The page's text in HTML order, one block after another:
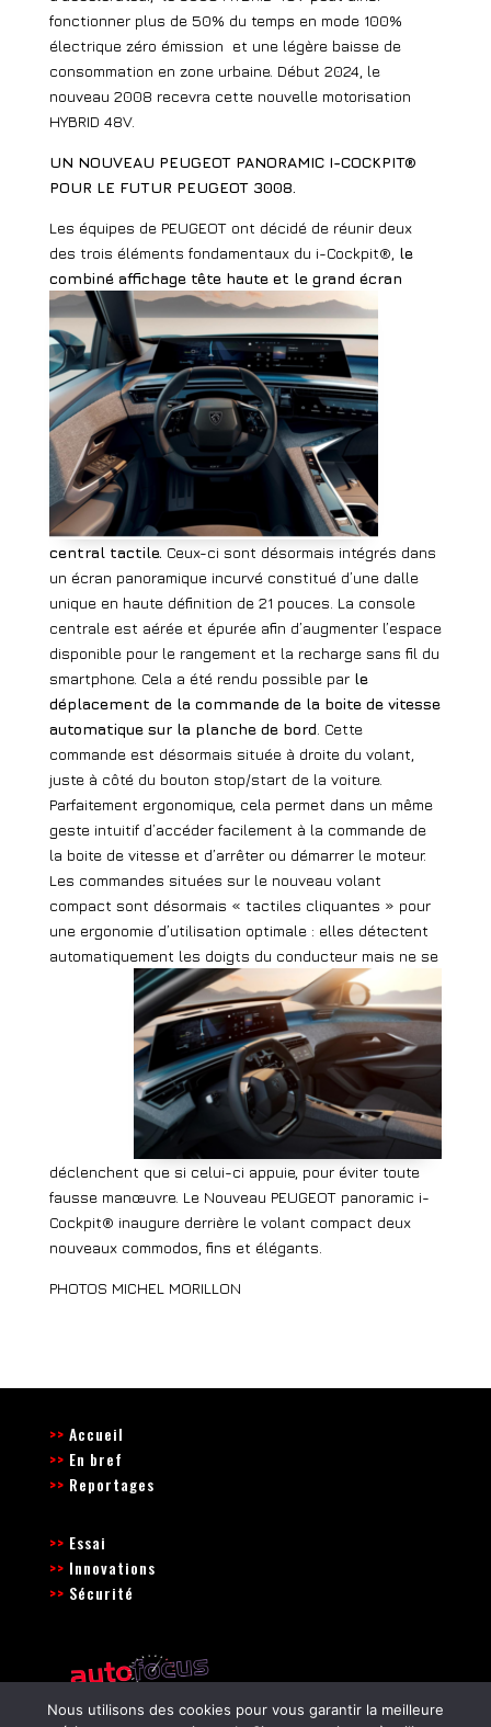
fonctionner plus de 50% du temps en mode 100%
électrique zéro émission et une légère baisse de
consommation en zone urbaine. Début 2024, le
nouveau 2008 recevra cette nouvelle motorisation
HYBRID 48V.
UN NOUVEAU PEUGEOT PANORAMIC I-COCKPIT®
POUR LE FUTUR PEUGEOT 3008.
Les équipes de PEUGEOT ont décidé de réunir deux
des trois éléments fondamentaux du i-Cockpit®, le
combiné affichage tête haute et le grand écran
central tactile. Ceux-ci sont désormais intégrés dans
un écran panoramique incurvé constitué d’une dalle
unique en haute définition de 21 pouces. La console
centrale est aérée et épurée afin d’augmenter l’espace
disponible pour le rangement et la recharge sans fil du
smartphone. Cela a été rendu possible par le
déplacement de la commande de la boite de vitesse
automatique sur la planche de bord . Cette
commande est désormais située à droite du volant,
juste à côté du bouton stop/start de la voiture.
Parfaitement ergonomique, cela permet dans un même
geste intuitif d’accéder facilement à la commande de
la boite de vitesse et d’arrêter ou démarrer le moteur.
Les commandes situées sur le nouveau volant
compact sont désormais « tactiles cliquantes » pour
une ergonomie d’utilisation optimale : elles détectent
automatiquement les doigts du conducteur mais ne se
déclenchent que si celui-ci appuie, pour éviter toute
fausse manœuvre. Le Nouveau PEUGEOT panoramic i-
Cockpit® inaugure derrière le volant compact deux
nouveaux commodos, fins et élégants.
PHOTOS MICHEL MORILLON
>> Accueil
>> En bref
>> Reportages
>> Essai
>> Innovations
>> Sécurité
Nous utilisons des cookies pour vous garantir la meilleure